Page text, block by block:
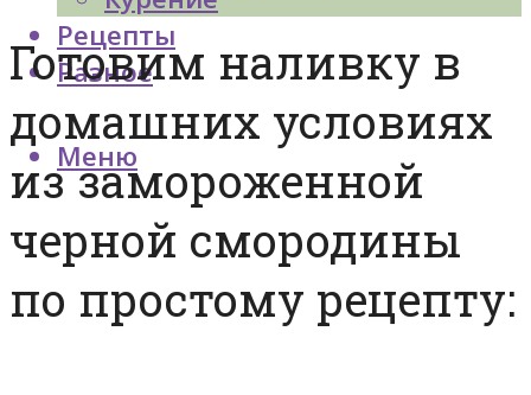
Рецепты
Разное
Меню
Готовим наливку в
домашних условиях
из замороженной
черной смородины
по простому рецепту: